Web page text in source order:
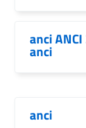
anci
anci
anci